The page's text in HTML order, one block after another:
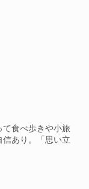
食べ歩きや小旅
あり。「思い立